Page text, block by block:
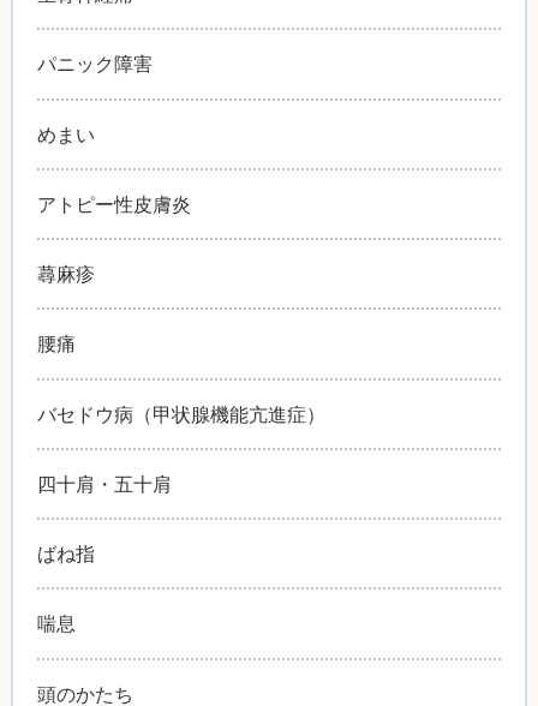
パニック障害
めまい
アトピー性皮膚炎
蕁麻疹
腰痛
バセドウ病（甲状腺機能亢進症）
四十肩・五十肩
ばね指
喘息
頭のかたち